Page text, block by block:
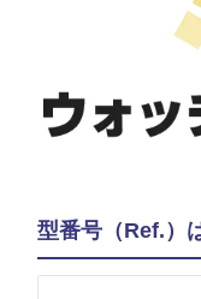
型番号（Ref.）